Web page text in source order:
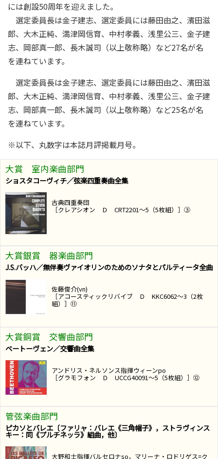
には創設50周年を迎えました。
選定委員長は金子建志、選定委員には藤田由之、濱田滋
郎、大木正純、満津岡信育、中村孝義、浅里公三、金子建
志、岡部真一郎、長木誠司（以上敬称略）など27名が名
を連ねています。
選定委員長は金子建志、選定委員には藤田由之、濱田滋
郎、大木正純、満津岡信育、中村孝義、浅里公三、金子建
志、岡部真一郎、長木誠司（以上敬称略）など25名が名
を連ねています。
※以下、丸数字は本誌月評掲載月号。
大賞 室内楽曲部門
ショスタコーヴィチ／弦楽四重奏曲全集
古典四重奏団
［クレアシオン Ｄ CRT2201～5（5枚組）］③
大賞銀賞 器楽曲部門
J.S.バッハ／無伴奏ヴァイオリンのためのソナタとパルティータ全曲
佐藤俊介(vn)
［アコースティックリバイブ Ｄ KKC6062～3（2枚
組）］⑪
大賞銅賞 交響曲部門
ベートーヴェン／交響曲全集
アンドリス・ネルソンス指揮ウィーンpo
［グラモフォン Ｄ UCCG40091～5（5枚組）］⑫
管弦楽曲部門
ピカソとバレエ〔ファリャ：バレエ《三角帽子》，ストラヴィンス
キー：同《プルチネッラ》組曲，他〕
大野和士指揮バルセロナso，マリーナ・ロドリゲス=ク